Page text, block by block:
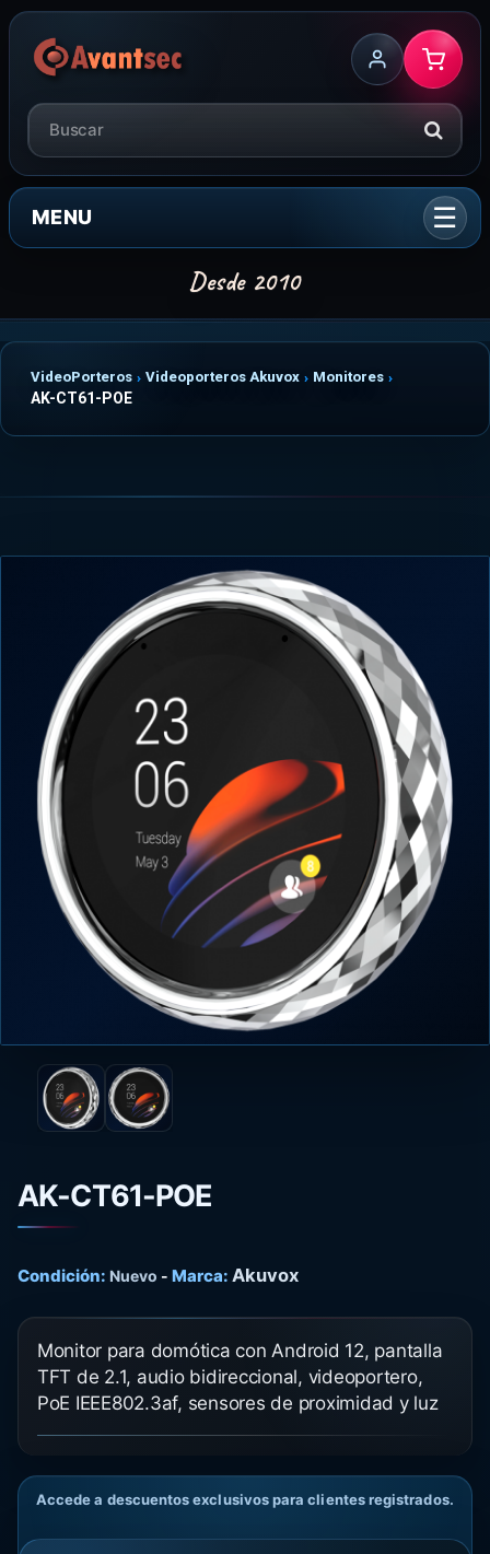
MENU
VideoPorteros Videoporteros Akuvox Monitores
AK-CT61-POE
AK-CT61-POE
Condición: Nuevo - Marca: Akuvox
Monitor para domótica con Android 12, pantalla
TFT de 2.1, audio bidireccional, videoportero,
PoE IEEE802.3af, sensores de proximidad y luz
Accede a descuentos exclusivos para clientes registrados.